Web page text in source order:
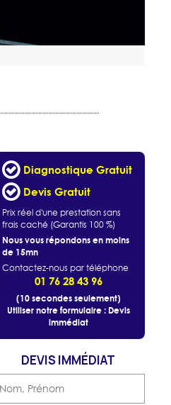
Diagnostique Gratuit
Devis Gratuit
Prix réel d'une prestation sans
frais caché (Garantis 100 %)
Nous vous répondons en moins
de 15mn
Contactez-nous par téléphone
01 76 28 43 96
(10 secondes seulement)
Utiliser notre formulaire : Devis
immédiat
DEVIS IMMÉDIAT